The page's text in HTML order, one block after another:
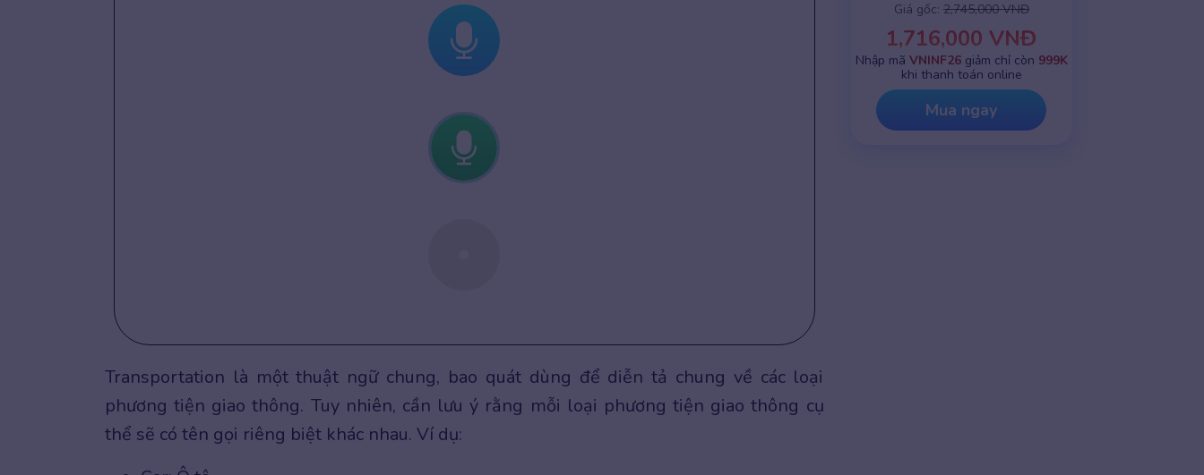
Transportation là một thuật ngữ chung, bao quát dùng để diễn tả chung về các loại
phương tiện giao thông. Tuy nhiên, cần lưu ý rằng mỗi loại phương tiện giao thông cụ
thể sẽ có tên gọi riêng biệt khác nhau. Ví dụ:
Giá gốc: 2,745,000 VNĐ
1,716,000 VNĐ
Nhập mã VNINF26giảm chỉ còn 999K
khi thanh toán online
Mua ngay